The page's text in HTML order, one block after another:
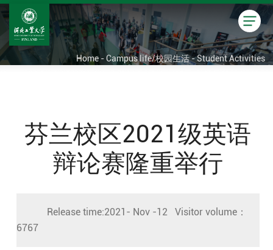
Home - Campus life/校园生活 - Student Activities
芬兰校区2021级英语
辩论赛隆重举行
Release time:2021- Nov -12 Visitor volume：
6767